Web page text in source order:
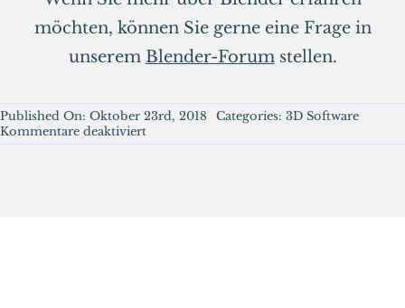
möchten, können Sie gerne eine Frage in
unserem Blender-Forumstellen.
Published On: Oktober 23rd, 2018 Categories: 3D Software
Kommentare deaktiviertfür